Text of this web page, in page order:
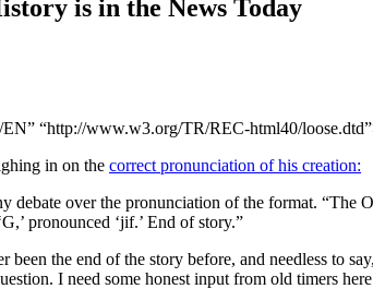
is in the News Today
“http://www.w3.org/TR/REC-html40/
in on the correct pronunciation of his creation:
debate over the pronunciation of the format. “The
pronounced ‘jif.’ End of story.”
the end of the story before, and needless to
I need some honest input from old timers